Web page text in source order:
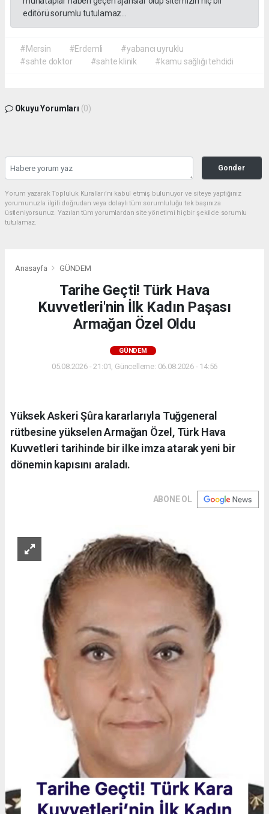
editörü sorumlu tutulamaz...
#Mersin #Erdemli
#yabancı uyruklu
#sahte doktor
#sahte klinik #kamu sağlığı tehdidi
Okuyu Yorumları (0)
Gonder
Yorum yazarak Topluluk Kuralları’nı kabul etmiş bulunuyor ve siteye yaptığınız
yorumunuzla ilgili doğrudan veya dolaylı tüm sorumluluğu tek başınıza
üstleniyorsunuz. Yazılan tüm yorumlardan site yönetimi hiçbir şekilde sorumlu
tutulamaz.
Anasayfa GÜNDEM
Tarihe Geçti! Türk Hava
Kuvvetleri'nin İlk Kadın Paşası
Armağan Özel Oldu
GÜNDEM
05.08.2026 - 21:01, Güncelleme: 06.08.2026 - 14:56
Yüksek Askeri Şûra kararlarıyla Tuğgeneral
rütbesine yükselen Armağan Özel, Türk Hava
Kuvvetleri tarihinde bir ilke imza atarak yeni bir
dönemin kapısını araladı.
ABONE OL